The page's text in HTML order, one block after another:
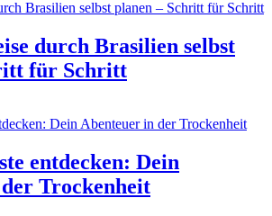
durch Brasilien selbst
für Schritt
entdecken: Dein
Trockenheit